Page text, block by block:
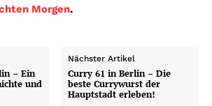
Morgen.
– Ein
und
Nächster Artikel
Curry 61 in Berlin – Die
beste Currywurst der
Hauptstadt erleben!